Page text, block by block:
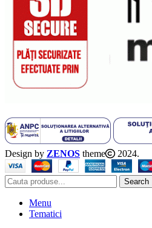
Design by ZENOS theme 2024.
Search
Menu
Tematici